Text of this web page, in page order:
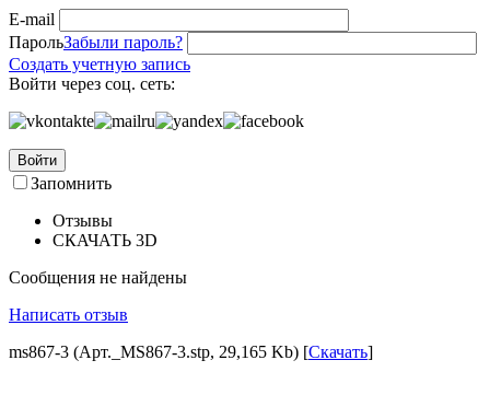
E-mail
ПарольЗабыли пароль?
Создать учетную запись
Войти через соц. сеть:
Войти
Запомнить
Отзывы
СКАЧАТЬ 3D
Сообщения не найдены
Написать отзыв
ms867-3 (Арт._MS867-3.stp, 29,165 Kb) [Скачать]